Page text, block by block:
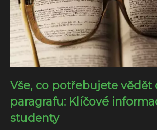
Vše, co potřebujete vědět
paragrafu: Klíčové
studenty